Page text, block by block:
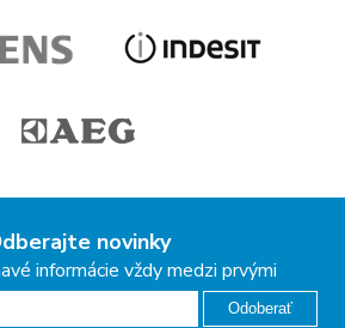
novinky
informácie vždy medzi prvými
Odoberať